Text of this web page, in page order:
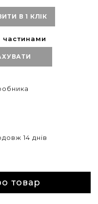
В 1 КЛІК
частинами
14 днів
товар